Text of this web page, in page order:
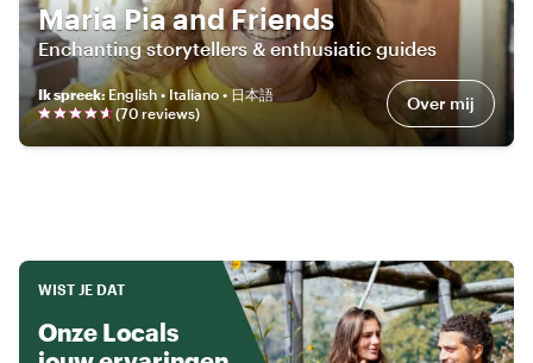
Maria Pia and Friends
Enchanting storytellers & enthusiatic guides
Ik spreek:English • Italiano • 日本語
(70 reviews) Over mij
WIST JE DAT
Onze Locals